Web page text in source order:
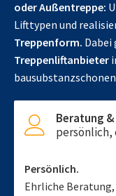
oder Außentreppe:
Lifttypen und
Treppenform. Dabei
Treppenliftanbieter
Beratung
Persönlich.
Ehrliche